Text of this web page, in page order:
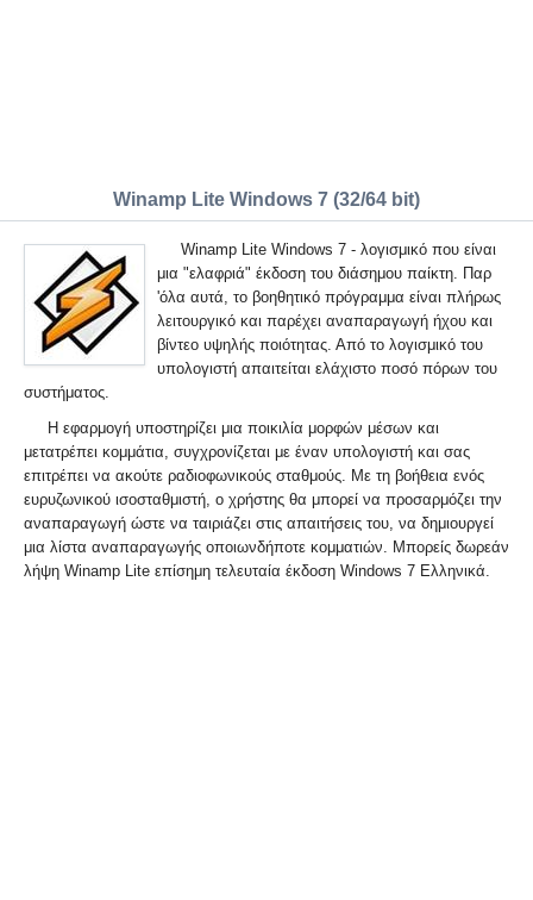
Winamp Lite Windows 7 (32/64 bit)
Winamp Lite Windows 7 - λογισμικό που είναι
μια "ελαφριά" έκδοση του διάσημου παίκτη. Παρ
'όλα αυτά, το βοηθητικό πρόγραμμα είναι πλήρως
λειτουργικό και παρέχει αναπαραγωγή ήχου και
βίντεο υψηλής ποιότητας. Από το λογισμικό του
υπολογιστή απαιτείται ελάχιστο ποσό πόρων του
συστήματος.
Η εφαρμογή υποστηρίζει μια ποικιλία μορφών μέσων και
μετατρέπει κομμάτια, συγχρονίζεται με έναν υπολογιστή και σας
επιτρέπει να ακούτε ραδιοφωνικούς σταθμούς. Με τη βοήθεια ενός
ευρυζωνικού ισοσταθμιστή, ο χρήστης θα μπορεί να προσαρμόζει την
αναπαραγωγή ώστε να ταιριάζει στις απαιτήσεις του, να δημιουργεί
μια λίστα αναπαραγωγής οποιωνδήποτε κομματιών. Μπορείς δωρεάν
λήψη Winamp Lite επίσημη τελευταία έκδοση Windows 7 Ελληνικά.